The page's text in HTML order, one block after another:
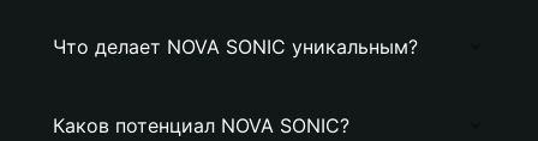
Что делает NOVA SONIC уникальным?
Каков потенциал NOVA SONIC?